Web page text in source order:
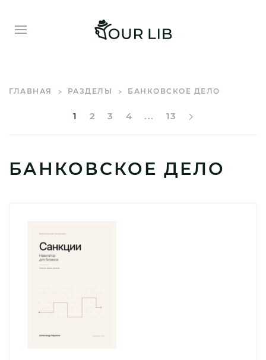
ГЛАВНАЯ РАЗДЕЛЫ БАНКОВСКОЕ ДЕЛО
1 2 3 4 ... 13
БАНКОВСКОЕ ДЕЛО